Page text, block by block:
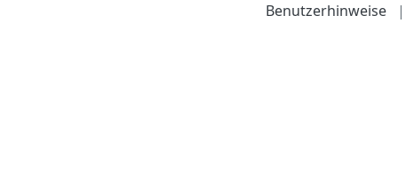
Benutzerhinweise |